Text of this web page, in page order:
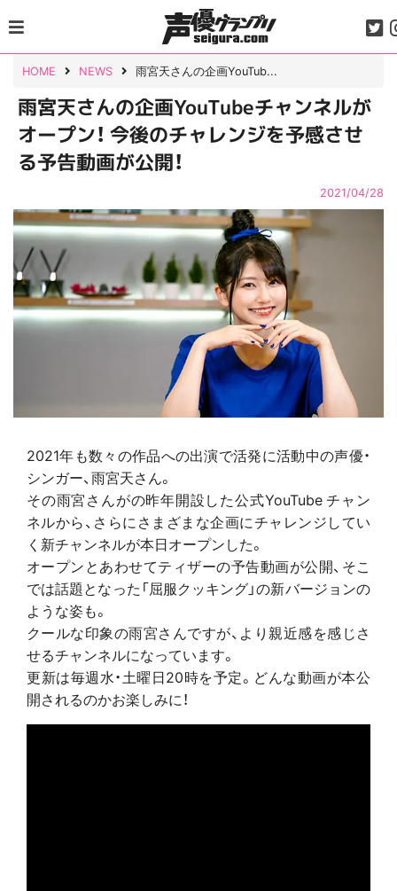
to
content
HOME NEWS 雨宮天さんの企画YouTub...
雨宮天さんの企画YouTubeチャンネルが
オープン！ 今後のチャレンジを予感させ
る予告動画が公開！
2021/04/28
2021年も数々の作品への出演で活発に活動中の声優・
シンガー、雨宮天さん。
その雨宮さんがの昨年開設した公式YouTube チャン
ネルから、さらにさまざまな企画にチャレンジしてい
く新チャンネルが本日オープンした。
オープンとあわせてティザーの予告動画が公開、そこ
では話題となった「屈服クッキング」の新バージョンの
ような姿も。
クールな印象の雨宮さんですが、より親近感を感じさ
せるチャンネルになっています。
更新は毎週水・土曜日20時を予定。どんな動画が本公
開されるのかお楽しみに！